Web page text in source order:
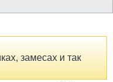
замесах и так